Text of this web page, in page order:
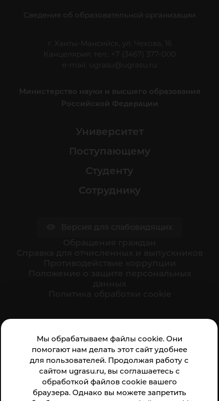
Мы обрабатываем файлы cookie. Они
помогают нам делать этот сайт удобнее
для пользователей. Продолжая работу с
сайтом ugrasu.ru, вы соглашаетесь с
обработкой файлов cookie вашего
браузера. Однако вы можете запретить
Сведения об образовательной организации
г. Ханты-Мансийск, ул. Чехова, 16
Канцелярия: тел.: +7 (3467) 377-000
e-mail:
ugrasu@ugrasu.ru
Министерство науки и высшего образования
Российской Федерации
Университет
Поступающему
Студенту
Сотруднику
организации: